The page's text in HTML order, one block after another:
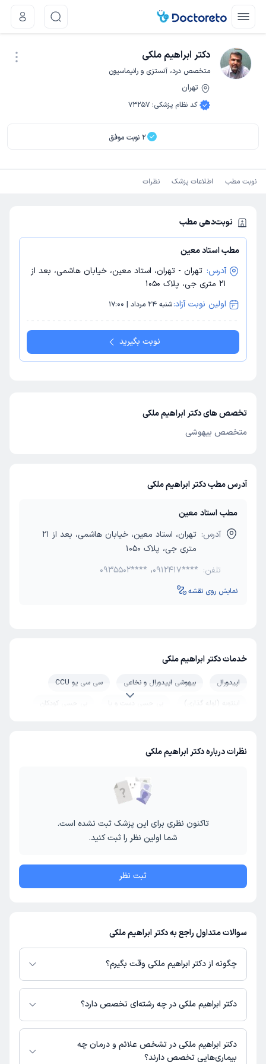
دکتر ابراهیم ملکی
متخصص درد، آنستزی و رانیماسیون
تهران
کد نظام پزشکی:
73257
2 نوبت موفق
نوبت مطب اطلاعات پزشک نظرات
نوبت‌دهی مطب
مطب استاد معین
آدرس: تهران - تهران، استاد معین، خیابان هاشمی، بعد از
21 متری جی، پلاک 1050
اولین نوبت آزاد:شنبه 24 مرداد | 17:00
نوبت بگیرید
تخصص های دکتر ابراهیم ملکی
متخصص بیهوشی
آدرس مطب دکتر ابراهیم ملکی
مطب استاد معین
آدرس:
تهران، استاد معین، خیابان هاشمی، بعد از 21
متری جی، پلاک 1050
تلفن:
0935502**** ،0912417****
نمایش روی نقشه
خدمات دکتر ابراهیم ملکی
اپیدورال بیهوشی اپیدورال و نخاعی
سی سی یو CCU
اینتوبه (لوله گذاری)
بی حسی دست و پا
بی حسی کودکان
نظرات درباره دکتر ابراهیم ملکی
تاکنون نظری برای این پزشک ثبت نشده است.
شما اولین نظر را ثبت کنید.
ثبت نظر
سوالات متداول راجع به دکتر ابراهیم ملکی
چگونه از دکتر ابراهیم ملکی وقت بگیرم؟
در صورتی کهدکتر ابراهیم ملکیدارای پروفایل فعال و نوبت‌دهی باز در پلتفرم
دکترتو باشند، می‌توانید از طریق این پلتفرم برای دریافت نوبت اقدام کنید. در
صورت فعال بودن پروفایل پزشک در دکترتو، امکان مشاهده نوبت‌های آزاد، آدرس
مطب، شماره تماس، برنامه حضور در مطب، تصاویر پزشک، ساعات کاری و سایر
اطلاعات مرتبط با خدمات پزشکی و نوبت‌گیری ممکن است در پروفایل ایشان در
دکترتو در دسترس باشد
دکتر ابراهیم ملکی در چه رشته‌ای تخصص دارد؟
دکتر ابراهیم ملکی در رشته‌های زیر (پزشکی) تخصص دارند:
بیهوشی
دکتر ابراهیم ملکی در تشخص علائم و درمان چه
بیماری‌هایی تخصص دارند؟